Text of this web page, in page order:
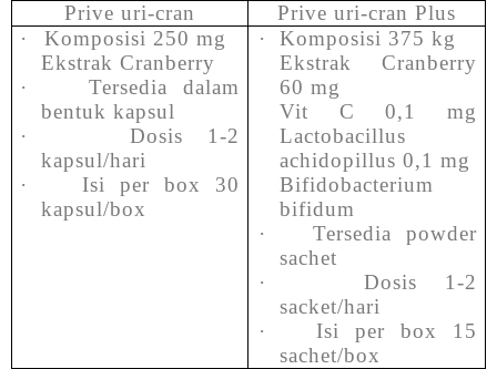
Prive uri-cran
Prive uri-cran Plus
·
Komposisi 250 mg
Ekstrak Cranberry
·
Tersedia dalam
bentuk kapsul
·
Dosis 1-2
kapsul/hari
·
Isi per box 30
kapsul/box
·
Komposisi 375 kg
Ekstrak Cranberry
60 mg
Vit C 0,1 mg
Lactobacillus
achidopillus 0,1 mg
Bifidobacterium
bifidum
·
Tersedia powder
sachet
·
Dosis 1-2
sacket/hari
·
Isi per box 15
sachet/box